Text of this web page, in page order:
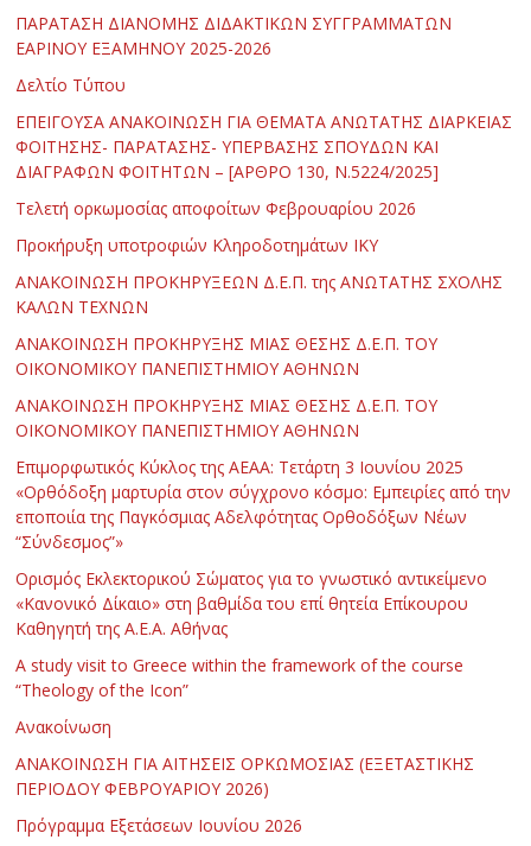
ΠΑΡΑΤΑΣΗ ΔΙΑΝΟΜΗΣ ΔΙΔΑΚΤΙΚΩΝ ΣΥΓΓΡΑΜΜΑΤΩΝ
ΕΑΡΙΝΟΥ ΕΞΑΜΗΝΟΥ 2025-2026
Δελτίο Τύπου
ΕΠΕΙΓΟΥΣΑ ΑΝΑΚΟΙΝΩΣΗ ΓΙΑ ΘΕΜΑΤΑ ΑΝΩΤΑΤΗΣ ΔΙΑΡΚΕΙΑΣ
ΦΟΙΤΗΣΗΣ- ΠΑΡΑΤΑΣΗΣ- ΥΠΕΡΒΑΣΗΣ ΣΠΟΥΔΩΝ ΚΑΙ
ΔΙΑΓΡΑΦΩΝ ΦΟΙΤΗΤΩΝ – [ΑΡΘΡΟ 130, Ν.5224/2025]
Τελετή ορκωμοσίας αποφοίτων Φεβρουαρίου 2026
Προκήρυξη υποτροφιών Κληροδοτημάτων ΙΚΥ
ΑΝΑΚΟΙΝΩΣΗ ΠΡΟΚΗΡΥΞΕΩΝ Δ.Ε.Π. της ΑΝΩΤΑΤΗΣ ΣΧΟΛΗΣ
ΚΑΛΩΝ ΤΕΧΝΩΝ
ΑΝΑΚΟΙΝΩΣΗ ΠΡΟΚΗΡΥΞΗΣ ΜΙΑΣ ΘΕΣΗΣ Δ.Ε.Π. ΤΟΥ
ΟΙΚΟΝΟΜΙΚΟΥ ΠΑΝΕΠΙΣΤΗΜΙΟΥ ΑΘΗΝΩΝ
ΑΝΑΚΟΙΝΩΣΗ ΠΡΟΚΗΡΥΞΗΣ ΜΙΑΣ ΘΕΣΗΣ Δ.Ε.Π. ΤΟΥ
ΟΙΚΟΝΟΜΙΚΟΥ ΠΑΝΕΠΙΣΤΗΜΙΟΥ ΑΘΗΝΩΝ
Επιμορφωτικός Κύκλος της ΑΕΑΑ: Τετάρτη 3 Ιουνίου 2025
«Ορθόδοξη μαρτυρία στον σύγχρονο κόσμο: Εμπειρίες από την
εποποιία της Παγκόσμιας Αδελφότητας Ορθοδόξων Νέων
“Σύνδεσμος”»
Ορισμός Εκλεκτορικού Σώματος για το γνωστικό αντικείμενο
«Κανονικό Δίκαιο» στη βαθμίδα του επί θητεία Επίκουρου
Καθηγητή της Α.Ε.Α. Αθήνας
Α study visit to Greece within the framework of the course
“Theology of the Icon”
Ανακοίνωση
ΑΝΑΚΟΙΝΩΣΗ ΓΙΑ ΑΙΤΗΣΕΙΣ ΟΡΚΩΜΟΣΙΑΣ (ΕΞΕΤΑΣΤΙΚΗΣ
ΠΕΡΙΟΔΟΥ ΦΕΒΡΟΥΑΡΙΟΥ 2026)
Πρόγραμμα Εξετάσεων Ιουνίου 2026